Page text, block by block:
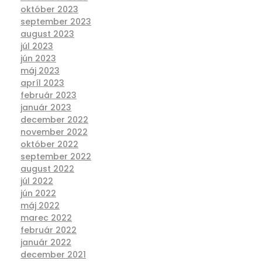
október 2023
september 2023
august 2023
júl 2023
jún 2023
máj 2023
apríl 2023
február 2023
január 2023
december 2022
november 2022
október 2022
september 2022
august 2022
júl 2022
jún 2022
máj 2022
marec 2022
február 2022
január 2022
december 2021